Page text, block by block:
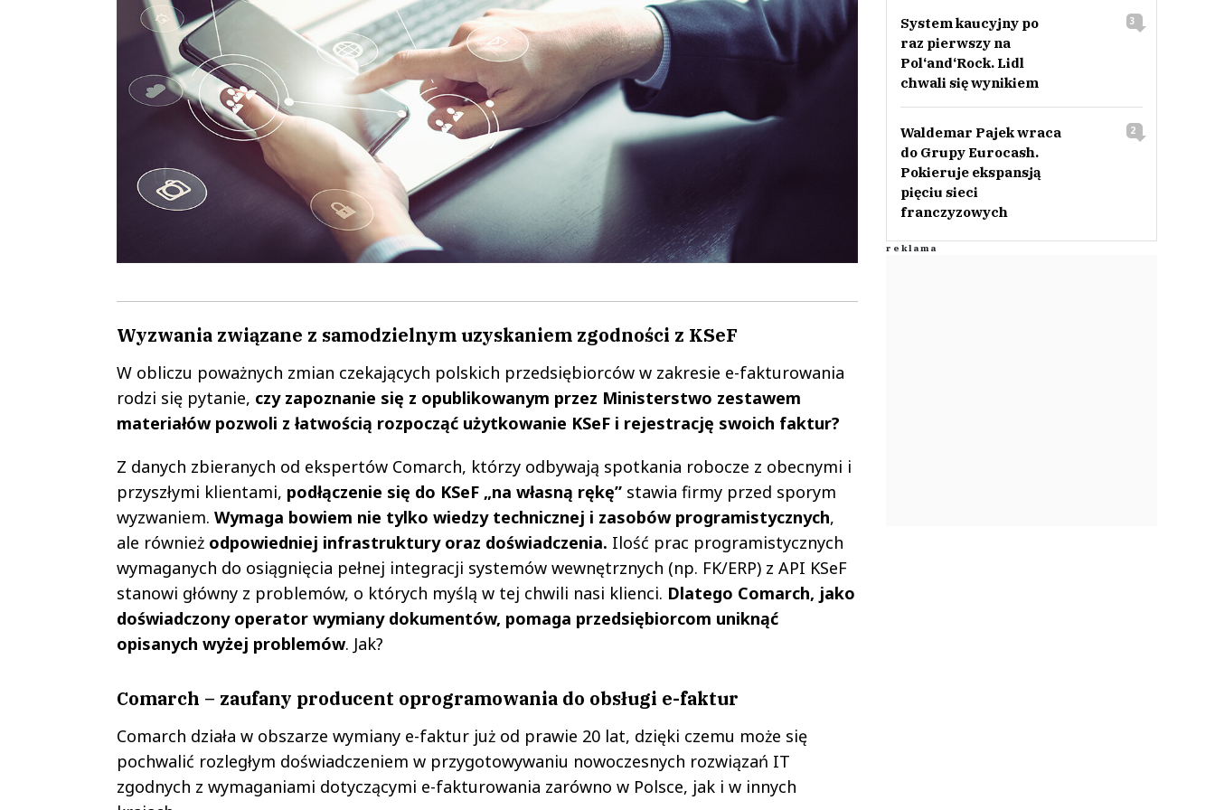
Wyzwania związane z samodzielnym uzyskaniem zgodności z KSeF
W obliczu poważnych zmian czekających polskich przedsiębiorców w zakresie e-fakturowania
rodzi się pytanie, czy zapoznanie się z opublikowanym przez Ministerstwo zestawem
materiałów pozwoli z łatwością rozpocząć użytkowanie KSeF i rejestrację swoich faktur?
Z danych zbieranych od ekspertów Comarch, którzy odbywają spotkania robocze z obecnymi i
przyszłymi klientami, podłączenie się do KSeF „na własną rękę”stawia firmy przed sporym
wyzwaniem. Wymaga bowiem nie tylko wiedzy technicznej i zasobów programistycznych,
ale również odpowiedniej infrastruktury oraz doświadczenia. Ilość prac programistycznych
wymaganych do osiągnięcia pełnej integracji systemów wewnętrznych (np. FK/ERP) z API KSeF
stanowi główny z problemów, o których myślą w tej chwili nasi klienci. Dlatego Comarch, jako
doświadczony operator wymiany dokumentów, pomaga przedsiębiorcom uniknąć
opisanych wyżej problemów. Jak?
Comarch – zaufany producent oprogramowania do obsługi e-faktur
Comarch działa w obszarze wymiany e-faktur już od prawie 20 lat, dzięki czemu może się
pochwalić rozległym doświadczeniem w przygotowywaniu nowoczesnych rozwiązań IT
zgodnych z wymaganiami dotyczącymi e-fakturowania zarówno w Polsce, jak i w innych
System kaucyjny po
raz pierwszy na
Pol‘and‘Rock. Lidl
chwali się wynikiem
3
Waldemar Pajek wraca
do Grupy Eurocash.
Pokieruje ekspansją
pięciu sieci
franczyzowych
2